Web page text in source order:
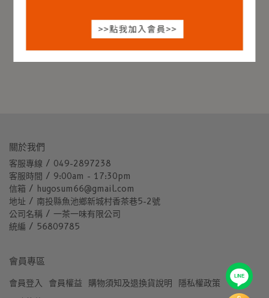
關於我們
客服專線 / 049-2897238
客服時間 / 9:00am - 17:30pm
信箱 / hugosum66@gmail.com
地址 / 南投縣魚池鄉新城村香茶巷5-2號
公司名稱 / 一茶一味有限公司
統編 / 56809785
會員專區
會員登入
會員權益 購物須知及退換貨說明
隱私權政策
LINE